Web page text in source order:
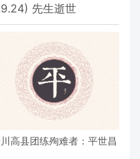
先生逝世
高县团练殉难者：平世昌